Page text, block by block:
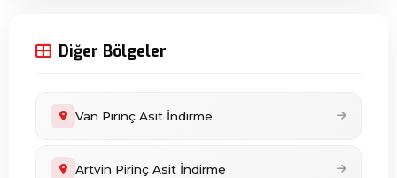
Diğer Bölgeler
Van Pirinç Asit İndirme
Artvin Pirinç Asit İndirme